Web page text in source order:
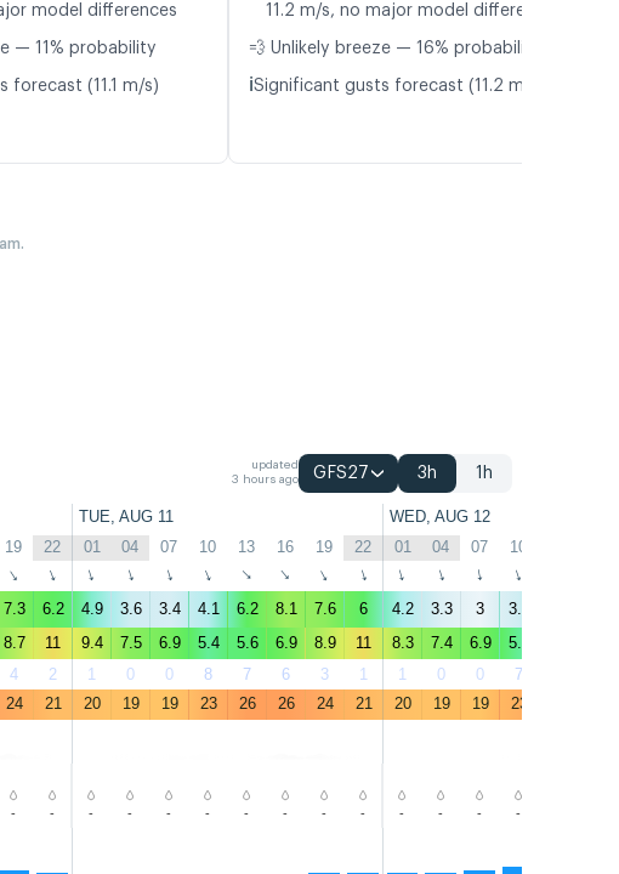
model differences
— 11% probability
forecast (11.1 m/s)
11.2 m/s, no major model differences
💨 Unlikely breeze — 16% probability
ℹ️Significant gusts forecast (11.2 m/s)
updated
3 hours ago
GFS27 3h 1h
TUE, AUG 11 WED, AUG 12
19 22 01 04 07 10 13 16 19 22 01 04 07 10
↑ ↑ ↑ ↑ ↑ ↑ ↑ ↑ ↑ ↑ ↑ ↑ ↑ ↑
7.3 6.2 4.9 3.6 3.4 4.1 6.2 8.1 7.6 6 4.2 3.3 3 3.6
8.7 11 9.4 7.5 6.9 5.4 5.6 6.9 8.9 11 8.3 7.4 6.9 5.4
4 2 1 0 0 8 7 6 3 1 1 0 0 7
24 21 20 19 19 23 26 26 24 21 20 19 19 23
- - - - - - - - - - - - - -